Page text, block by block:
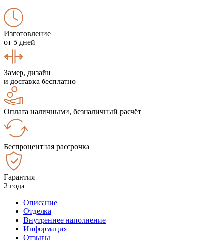
Изготовление
от 5 дней
Замер, дизайн
и доставка бесплатно
Оплата наличными, безналичный расчёт
Беспроцентная рассрочка
Гарантия
2 года
Описание
Отделка
Внутреннее наполнение
Информация
Отзывы